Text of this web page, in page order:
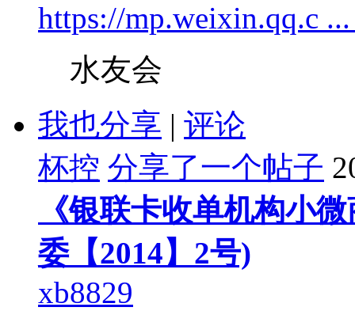
https://mp.weixin.qq.c
水友会
我也分享 | 评论
杯控 分享了一个帖子
《银联卡收单机构小
委【2014】2号)
xb8829